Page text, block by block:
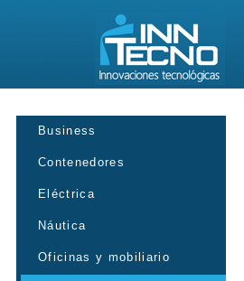
Business
Contenedores
Eléctrica
Náutica
Oficinas y mobiliario